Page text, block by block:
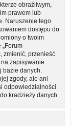
obraźliwym,
prawem lub
Naruszenie tego
dostępu do
o twoim
„Forum
zmienić, przenieść
zapisywanie
danych.
zgody, ale ani
odpowiedzialności
kradzieży danych.